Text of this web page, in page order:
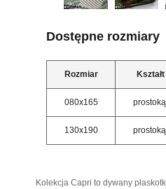
Dostępne rozmiary
Rozmiar Kształt
080x165
130x190
Kolekcja Capri to dywany